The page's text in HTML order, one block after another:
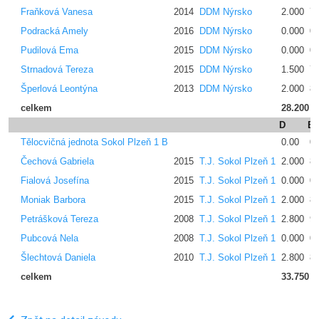
Fraňková Vanesa 2014 DDM Nýrsko 2.000
Podracká Amely
2016 DDM Nýrsko 0.000
Pudilová Ema
2015 DDM Nýrsko 0.000
Strnadová Tereza
2015 DDM Nýrsko 1.500
Šperlová Leontýna
2013 DDM Nýrsko 2.000
celkem
28.200
D
E
Tělocvičná jednota Sokol Plzeň 1 B
0.00
Čechová Gabriela
2015 T.J. Sokol Plzeň 1 2.000
Fialová Josefína
2015 T.J. Sokol Plzeň 1 0.000
Moniak Barbora
2015 T.J. Sokol Plzeň 1 2.000
Petrášková Tereza
2008 T.J. Sokol Plzeň 1 2.800
Pubcová Nela
2008 T.J. Sokol Plzeň 1 0.000
Šlechtová Daniela
2010 T.J. Sokol Plzeň 1 2.800
celkem
33.750